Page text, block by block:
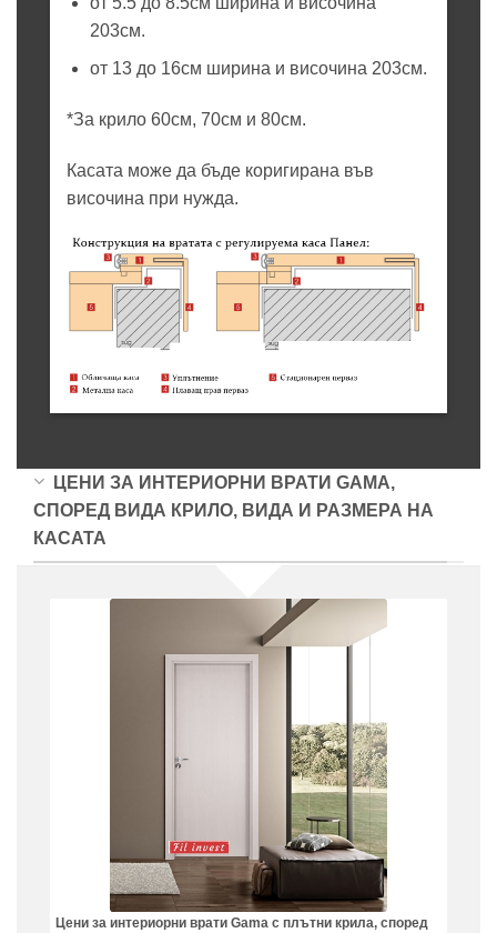
203см.
от 13 до 16см ширина и височина 203см.
*За крило 60см, 70см и 80см.
Касата може да бъде коригирана във
височина при нужда.
ЦЕНИ ЗА ИНТЕРИОРНИ ВРАТИ GAMA,
СПОРЕД ВИДА КРИЛО, ВИДА И РАЗМЕРА НА
КАСАТА
Цени за интериорни врати Gama с плътни крила, според